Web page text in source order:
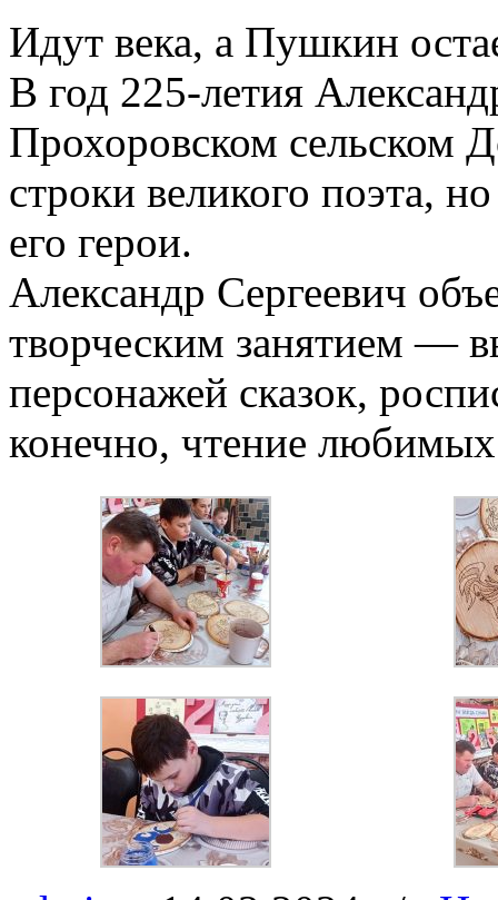
Идут века, а Пушкин
В год 225-летия
Прохоровском сельском
строки великого поэта,
его герои.
Александр Сергеевич
творческим занятием —
персонажей сказок,
конечно, чтение